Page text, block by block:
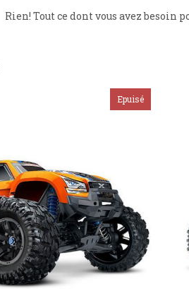
Rien! Tout ce dont vous avez besoin